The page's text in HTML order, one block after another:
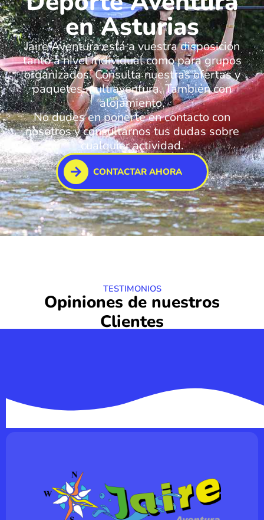
en Asturias
Jaire Aventura está a vuestra disposición
tanto a nivel individual como para grupos
organizados. Consulta nuestras ofertas y
paquetes multiaventura. También con
alojamiento.
No dudes en ponerte en contacto con
nosotros y consultarnos tus dudas sobre
cualquier actividad.
CONTACTAR AHORA
TESTIMONIOS
Opiniones de nuestros
Clientes